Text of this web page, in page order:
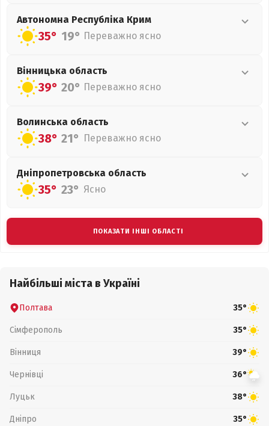
Автономна Республіка Крим
35° 19° Переважно ясно
Вінницька область
39° 20° Переважно ясно
Волинська область
38° 21° Переважно ясно
Дніпропетровська область
35° 23° Ясно
ПОКАЗАТИ ІНШІ ОБЛАСТІ
Найбільші міста в Україні
Полтава 35°
Сімферополь 35°
Вінниця 39°
Чернівці 36°
Луцьк 38°
Дніпро 35°